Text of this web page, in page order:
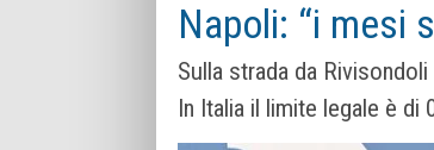
Napoli: “i mesi
Sulla strada da
In Italia il limite legale è di